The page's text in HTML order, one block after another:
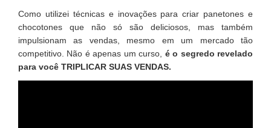
Como utilizei técnicas e inovações para criar panetones e
chocotones que não só são deliciosos, mas também
impulsionam as vendas, mesmo em um mercado tão
competitivo. Não é apenas um curso, é o segredo revelado
para você TRIPLICAR SUAS VENDAS.